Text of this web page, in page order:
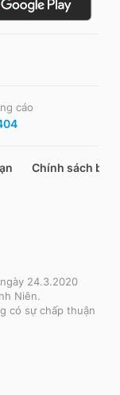
cáo
Chính sách bảo
24.3.2020
Niên.
có sự chấp thuận